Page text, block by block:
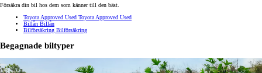
Försäkra din bil hos dem som känner till den bäst.
Toyota Approved Used Toyota Approved Used
Billån Billån
Bilförsäkring Bilförsäkring
Begagnade biltyper